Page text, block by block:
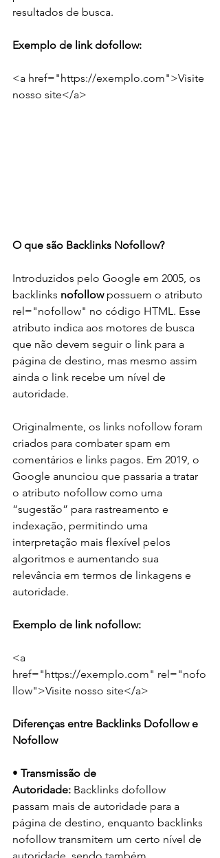
resultados de busca.
Exemplo de link dofollow:
<a href="https://exemplo.com">Visite
nosso site</a>
O que são Backlinks Nofollow?
Introduzidos pelo Google em 2005, os
backlinks nofollow possuem o atributo
rel="nofollow" no código HTML. Esse
atributo indica aos motores de busca
que não devem seguir o link para a
página de destino, mas mesmo assim
ainda o link recebe um nível de
autoridade.
Originalmente, os links nofollow foram
criados para combater spam em
comentários e links pagos. Em 2019, o
Google anunciou que passaria a tratar
o atributo nofollow como uma
“sugestão” para rastreamento e
indexação, permitindo uma
interpretação mais flexível pelos
algoritmos e aumentando sua
relevância em termos de linkagens e
autoridade.
Exemplo de link nofollow:
<a
href="https://exemplo.com" rel="nofo
llow">Visite nosso site</a>
Diferenças entre Backlinks Dofollow e
Nofollow
• Transmissão de
Autoridade: Backlinks dofollow
passam mais de autoridade para a
página de destino, enquanto backlinks
nofollow transmitem um certo nível de